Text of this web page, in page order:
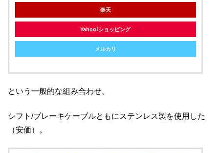
楽天
Yahoo!ショッピング
メルカリ
という一般的な組み合わせ。
シフト/ブレーキケーブルともにステンレス製を使用した
（安価）。